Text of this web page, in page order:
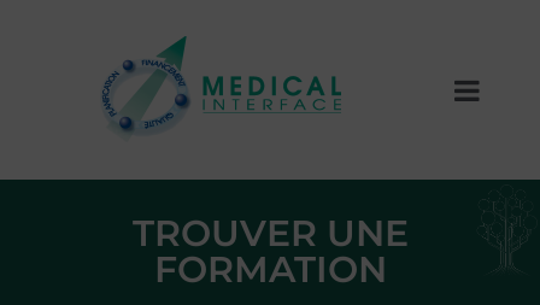
TROUVER UNE
FORMATION